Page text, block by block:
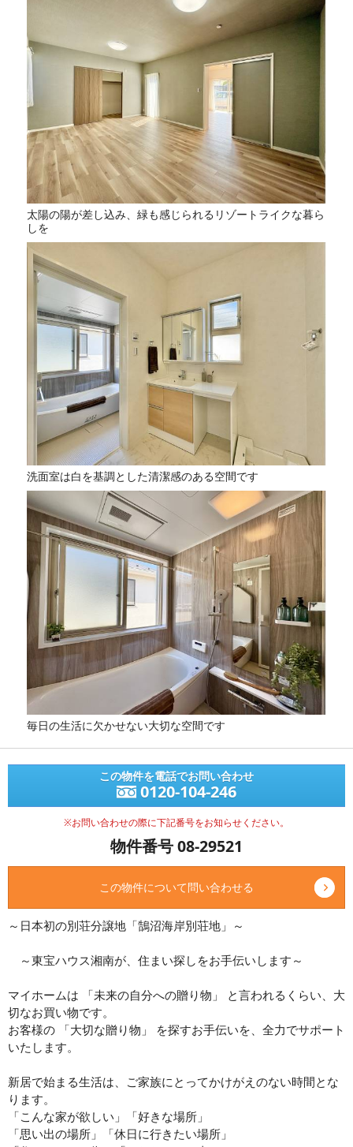
太陽の陽が差し込み、緑も感じられるリゾートライクな暮ら
しを
洗面室は白を基調とした清潔感のある空間です
毎日の生活に欠かせない大切な空間です
この物件を電話でお問い合わせ
0120-104-246
※お問い合わせの際に下記番号をお知らせください。
物件番号 08-29521
この物件について問い合わせる
～日本初の別荘分譲地「鵠沼海岸別荘地」～
～東宝ハウス湘南が、住まい探しをお手伝いします～
マイホームは 「未来の自分への贈り物」 と言われるくらい、大
切なお買い物です。
お客様の 「大切な贈り物」 を探すお手伝いを、全力でサポート
いたします。
新居で始まる生活は、ご家族にとってかけがえのない時間とな
ります。
「こんな家が欲しい」「好きな場所」
「思い出の場所」「休日に行きたい場所」